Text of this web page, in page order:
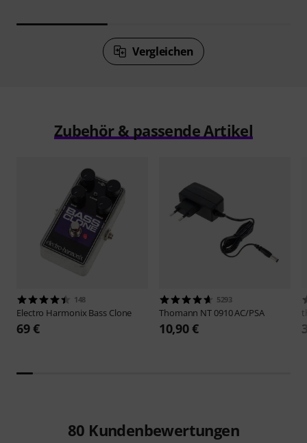
Vergleichen
Zubehör & passende Artikel
148
Electro Harmonix Bass Clone
69 €
5293
Thomann NT 0910 AC/PSA
10,90 €
80 Kundenbewertungen